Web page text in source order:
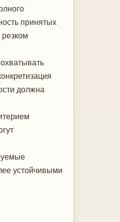
приня­тых
должна
устойчи­выми